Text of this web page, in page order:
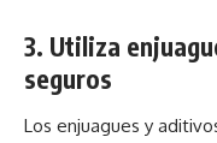
3. Utiliza
seguros
Los enjuagues y